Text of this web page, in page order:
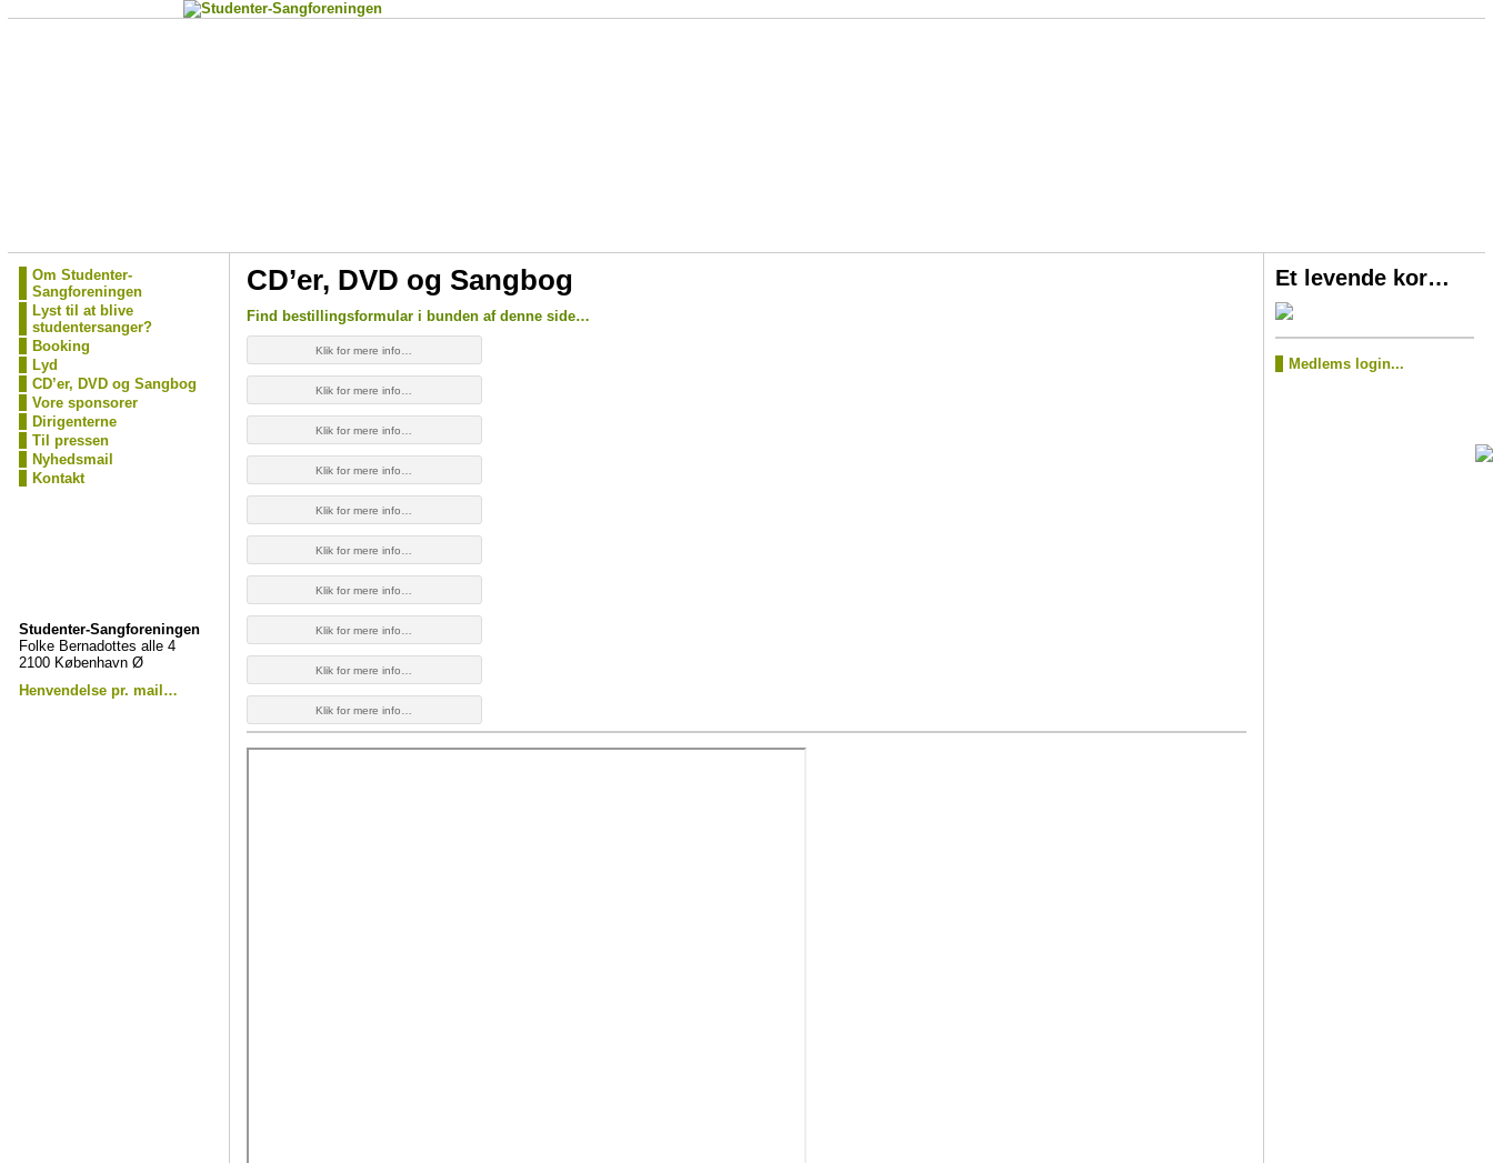
Om Studenter-
Sangforeningen
Lyst til at blive
studentersanger?
Booking
Lyd
CD’er, DVD og Sangbog
Vore sponsorer
Dirigenterne
Til pressen
Nyhedsmail
Kontakt
Studenter-Sangforeningen
Folke Bernadottes alle 4
2100 København Ø
Henvendelse pr. mail…
CD’er, DVD og Sangbog
Find bestillingsformular i bunden af denne side…
Klik for mere info…
Klik for mere info…
Klik for mere info…
Klik for mere info…
Klik for mere info…
Klik for mere info…
Klik for mere info…
Klik for mere info…
Klik for mere info…
Klik for mere info…
Et levende kor…
Medlems login...